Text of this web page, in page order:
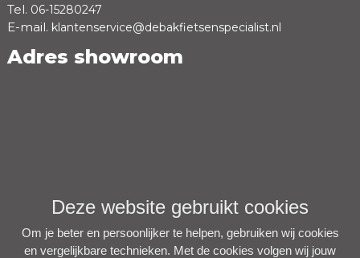
Tel. 06-15280247
E-mail. klantenservice@debakfietsenspecialist.nl
Adres showroom
Deze website gebruikt cookies
Om je beter en persoonlijker te helpen, gebruiken wij cookies
en vergelijkbare technieken. Met de cookies volgen wij jouw